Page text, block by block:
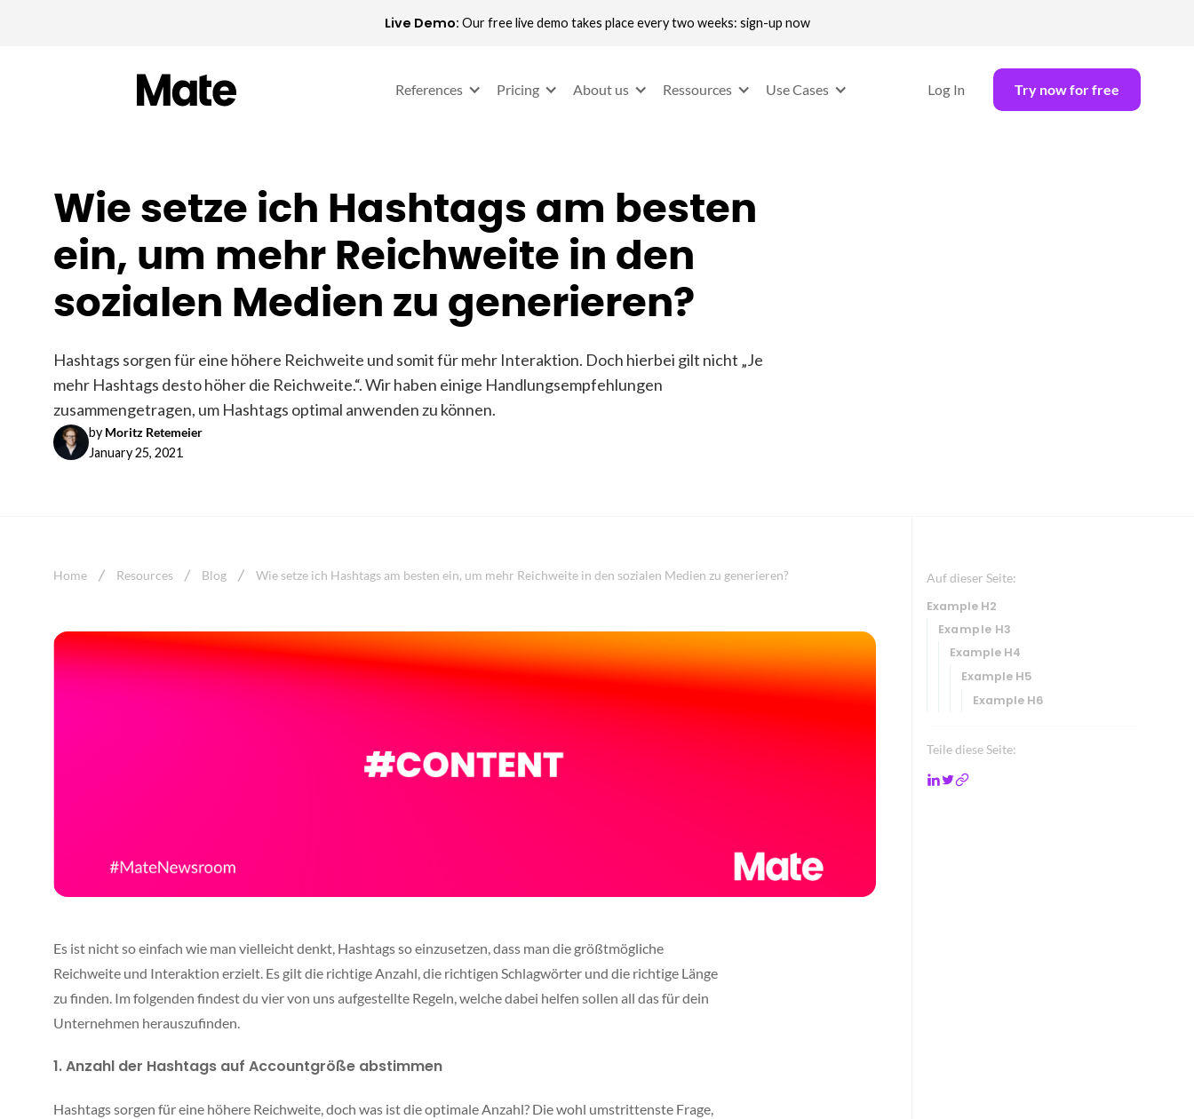
Live Demo: Our free live demo takes place every two weeks: sign-up now
References Pricing About us Ressources Use Cases Log In Try now for free
Wie setze ich Hashtags am besten
ein, um mehr Reichweite in den
sozialen Medien zu generieren?
Hashtags sorgen für eine höhere Reichweite und somit für mehr Interaktion. Doch hierbei gilt nicht „Je
mehr Hashtags desto höher die Reichweite.“. Wir haben einige Handlungsempfehlungen
zusammengetragen, um Hashtags optimal anwenden zu können.
by Moritz Retemeier
January 25, 2021
Home Resources Blog Wie setze ich Hashtags am besten ein, um mehr Reichweite in den sozialen Medien zu generieren?
Es ist nicht so einfach wie man vielleicht denkt, Hashtags so einzusetzen, dass man die größtmögliche
Reichweite und Interaktion erzielt. Es gilt die richtige Anzahl, die richtigen Schlagwörter und die richtige Länge
zu finden. Im folgenden findest du vier von uns aufgestellte Regeln, welche dabei helfen sollen all das für dein
Unternehmen herauszufinden.
1. Anzahl der Hashtags auf Accountgröße abstimmen
Hashtags sorgen für eine höhere Reichweite, doch was ist die optimale Anzahl? Die wohl umstrittenste Frage,
Auf dieser Seite:
Example H2
Example H3
Example H4
Example H5
Example H6
Teile diese Seite: